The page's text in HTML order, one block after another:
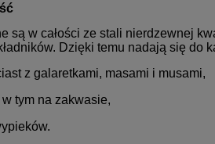
są w całości ze stali nierdzewnej
Dzięki temu nadają się do
z galaretkami, masami i musami,
tym na zakwasie,